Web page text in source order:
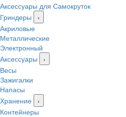
Аксессуары для Самокруток
Гриндеры
›
Акриловые
Металлические
Электронный
Аксессуары
›
Весы
Зажигалки
Напасы
Хранение
›
Контейнеры